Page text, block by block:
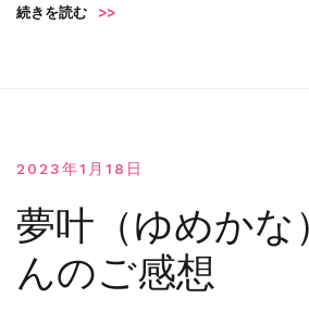
続きを読む >>
2023年1月18日
夢叶（ゆめか
んのご感想